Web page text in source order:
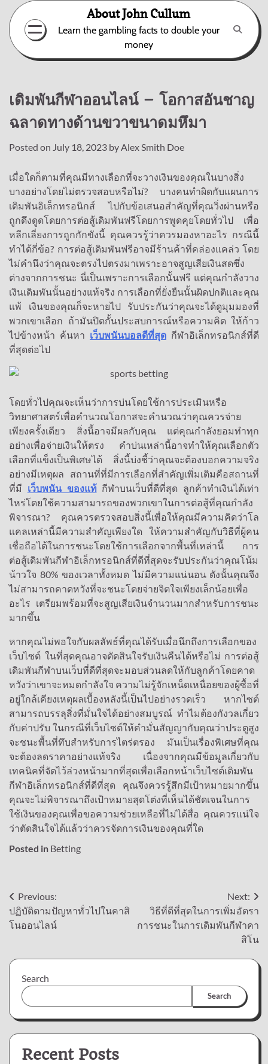
Skip
content
About John Cullum
Learn the gambling facts to double your
money
เดิมพันกีฬาออนไลน์ – โอกาสอันชาญ
ฉลาดทางด้านขวาขนาดมหึมา
Posted on July 18, 2023 byAlex Smith Doe
เมื่อใดก็ตามที่คุณมีทางเลือกที่จะวางเงินของคุณในบางสิ่ง
บางอย่างโดยไม่ตรวจสอบหรือไม่? บางคนทำผิดกับแผนการ
เดิมพันอิเล็กทรอนิกส์ ไปกับข้อเสนอสำคัญที่คุณวิ่งผ่านหรือ
ถูกดึงดูดโดยการต่อสู้เดิมพันฟรีโดยการพูดคุยโดยทั่วไป เพื่อ
หลีกเลี่ยงการถูกกักขังนี้ คุณควรรู้ว่าควรมองหาอะไร กรณีนี้
ทำได้กี่ข้อ? การต่อสู้เดิมพันฟรีอาจมีร้านค้าที่คล่องแคล่ว โดย
ไม่คำนึงว่าคุณจะตรงไปตรงมาเพราะอาจสูญเสียเงินสดซึ่ง
ต่างจากการชนะ นี่เป็นเพราะการเลือกนั้นฟรี แต่คุณกำลังวาง
เงินเดิมพันนั้นอย่างแท้จริง การเลือกที่ยั่งยืนนั้นผิดปกติและคุณ
แพ้ เงินของคุณก็จะหายไป รับประกันว่าคุณจะได้ดูมุมมองที่
พวกเขาเลือก ถ้ามันปิดกั้นประสบการณ์หรือความคิด ให้ก้าว
ไปข้างหน้า ค้นหา เว็บพนันบอลดีที่สุด กีฬาอิเล็กทรอนิกส์ที่ดี
ที่สุดต่อไป
โดยทั่วไปคุณจะเห็นว่าการบ่นโดยใช้การประเมินหรือ
วิทยาศาสตร์เพื่อคำนวณโอกาสจะคำนวณว่าคุณควรจ่าย
เพียงครั้งเดียว สิ่งนี้อาจมีผลกับคุณ แต่คุณกำลังยอมทำทุก
อย่างเพื่อจ่ายเงินให้ตรง คำบ่นเหล่านี้อาจทำให้คุณเลือกตัว
เลือกที่แข็งเป็นพิเศษได้ สิ่งนี้บ่งชี้ว่าคุณจะต้องบอกความจริง
อย่างมีเหตุผล สถานที่ที่มีการเลือกที่สำคัญเพิ่มเติมคือสถานที่
ที่มี เว็บพนัน ของแท้กีฬาบนเว็บที่ดีที่สุด ลูกค้าทำเงินได้เท่า
ไหร่โดยใช้ความสามารถของพวกเขาในการต่อสู้ที่คุณกำลัง
พิจารณา? คุณควรตรวจสอบสิ่งนี้เพื่อให้คุณมีความคิดว่าโล
แคลเหล่านี้มีความสำคัญเพียงใด ให้ความสำคัญกับวิธีที่ผู้คน
เชื่อถือได้ในการชนะโดยใช้การเลือกจากพื้นที่เหล่านี้ การ
ต่อสู้เดิมพันกีฬาอิเล็กทรอนิกส์ที่ดีที่สุดจะรับประกันว่าคุณโน้ม
น้าวใจ 80% ของเวลาทั้งหมด ไม่มีความแน่นอน ดังนั้นคุณจึง
ไม่สามารถคาดหวังที่จะชนะโดยจ่ายจิตใจเพียงเล็กน้อยเพื่อ
อะไร เตรียมพร้อมที่จะสูญเสียเงินจำนวนมากสำหรับการชนะ
มากขึ้น
หากคุณไม่พอใจกับผลลัพธ์ที่คุณได้รับเมื่อนึกถึงการเลือกของ
เว็บไซต์ ในที่สุดคุณอาจตัดสินใจรับเงินคืนได้หรือไม่ การต่อสู้
เดิมพันกีฬาบนเว็บที่ดีที่สุดจะมอบส่วนลดให้กับลูกค้าโดยคาด
หวังว่าเขาจะหมดกำลังใจ ความไม่รู้จักเหน็ดเหนื่อยของผู้ซื้อที่
อยู่ใกล้เคียงเหตุผลเบื้องหลังนี้เป็นไปอย่างรวดเร็ว หากไซต์
สามารถบรรลุสิ่งที่มั่นใจได้อย่างสมบูรณ์ ทำไมต้องกังวลเกี่ยว
กับค่าปรับ ในกรณีที่เว็บไซต์ให้คำมั่นสัญญากับคุณว่าประตูสูง
จะชนะพื้นที่ทึบสำหรับการไตร่ตรอง มันเป็นเรื่องพิเศษที่คุณ
จะต้องลดราคาอย่างแท้จริง เนื่องจากคุณมีข้อมูลเกี่ยวกับ
เทคนิคที่จัดไว้ล่วงหน้ามากที่สุดเพื่อเลือกหน้าเว็บไซต์เดิมพัน
กีฬาอิเล็กทรอนิกส์ที่ดีที่สุด คุณจึงควรรู้สึกมีเป้าหมายมากขึ้น
คุณจะไม่พิจารณาถึงเป้าหมายสุดโต่งที่เห็นได้ชัดเจนในการ
ใช้เงินของคุณเพื่อขอความช่วยเหลือที่ไม่ได้สื่อ คุณควรแน่ใจ
ว่าตัดสินใจได้แล้วว่าควรจัดการเงินของคุณที่ใด
Posted in Betting
Post
navigation
Previous:
ปฏิบัติตามปัญหาทั่วไปในคาสิ
โนออนไลน์
Next:
วิธีที่ดีที่สุดในการเพิ่มอัตรา
การชนะในการเดิมพันกีฬาคา
สิโน
Search
Search
Recent Posts